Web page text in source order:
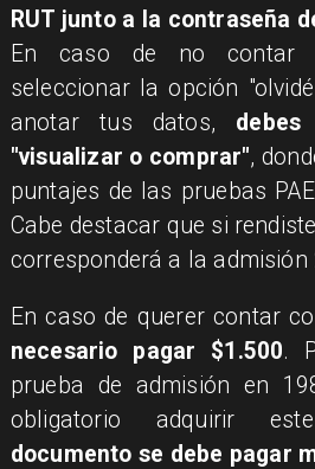
RUT junto a la contraseña
En caso de no contar
seleccionar la opción
anotar tus datos,
"visualizar o comprar",
puntajes de las pruebas
Cabe destacar que si
corresponderá a la admisión
En caso de querer contar
necesario pagar $1.500.
prueba de admisión en
obligatorio adquirir
documento se debe pagar